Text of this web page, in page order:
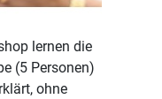
lernen die
(5 Personen)
ohne